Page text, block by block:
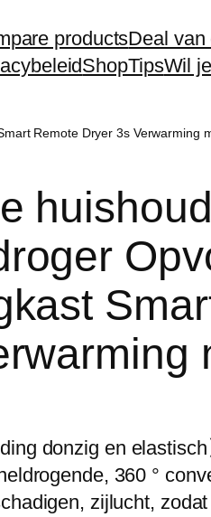
productsDeal van
ShopTipsWil
Remote Dryer 3s Verwarming
donzig en
360 °
zijlucht,